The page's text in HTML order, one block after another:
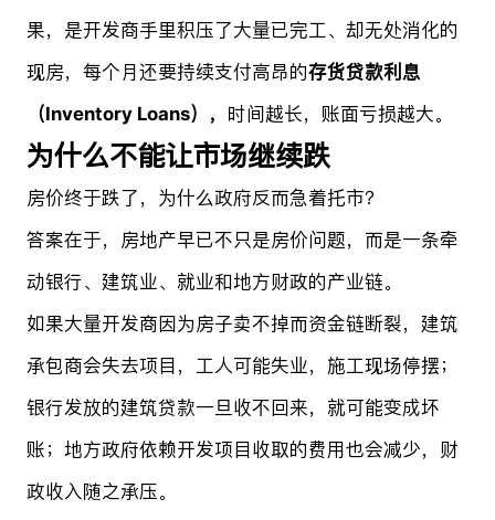
果，是开发商手里积压了大量已完工、却无处消化的
现房，每个月还要持续支付高昂的存货贷款利息
（Inventory Loans）， 时间越长，账面亏损越大。
为什么不能让市场继续跌
房价终于跌了，为什么政府反而急着托市？
答案在于，房地产早已不只是房价问题，而是一条牵
动银行、建筑业、就业和地方财政的产业链。
如果大量开发商因为房子卖不掉而资金链断裂，建筑
承包商会失去项目，工人可能失业，施工现场停摆；
银行发放的建筑贷款一旦收不回来，就可能变成坏
账；地方政府依赖开发项目收取的费用也会减少，财
政收入随之承压。